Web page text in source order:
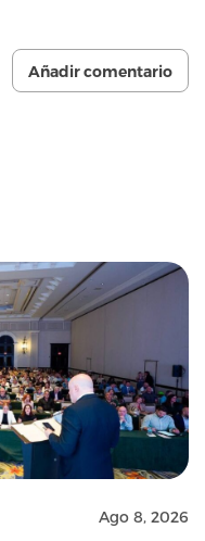
Añadir comentario
Ago 8, 2026